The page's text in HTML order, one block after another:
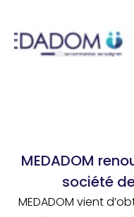
MEDADOM
société
MEDADOM vient